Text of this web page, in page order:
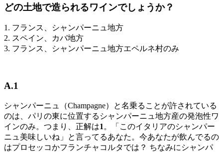
どの土地で造られるワインでしょうか？
1. フランス、シャンパーニュ地方
2. スペイン、カバ地方
3. フランス、シャンパーニュ地方エペルネ村のみ
A.1
シャンパーニュ（Champagne）と名乗ることが許されている
のは、パリの東に位置するシャンパーニュ地方産の発泡性ワ
インのみ。つまり、正解は1 。「このイタリアのシャンパー
ニュ美味しいね」と言ってるあなた。今あなたが飲んでるの
はプロセッコかフランチャコルタでは？ ちなみにシャンパ